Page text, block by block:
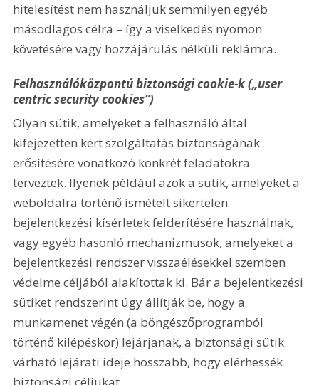
hitelesítést nem használjuk semmilyen egyéb
másodlagos célra – így a viselkedés nyomon
követésére vagy hozzájárulás nélküli reklámra.
Felhasználóközpontú biztonsági cookie-k („user
centric security cookies”)
Olyan sütik, amelyeket a felhasználó által
kifejezetten kért szolgáltatás biztonságának
erősítésére vonatkozó konkrét feladatokra
terveztek. Ilyenek például azok a sütik, amelyeket a
weboldalra történő ismételt sikertelen
bejelentkezési kísérletek felderítésére használnak,
vagy egyéb hasonló mechanizmusok, amelyeket a
bejelentkezési rendszer visszaélésekkel szemben
védelme céljából alakítottak ki. Bár a bejelentkezési
sütiket rendszerint úgy állítják be, hogy a
munkamenet végén (a böngészőprogramból
történő kilépéskor) lejárjanak, a biztonsági sütik
várható lejárati ideje hosszabb, hogy elérhessék